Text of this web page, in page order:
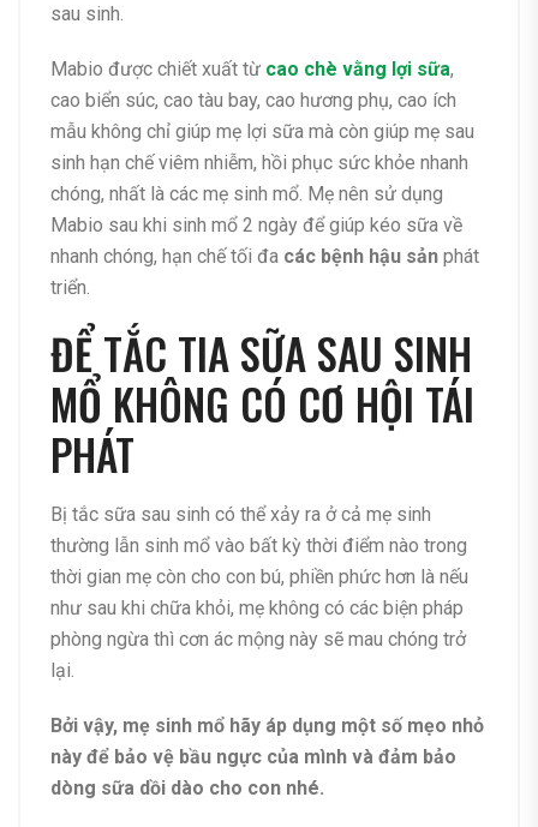
sau sinh.
Mabio được chiết xuất từ cao chè vằng lợi sữa,
cao biển súc, cao tàu bay, cao hương phụ, cao ích
mẫu không chỉ giúp mẹ lợi sữa mà còn giúp mẹ sau
sinh hạn chế viêm nhiễm, hồi phục sức khỏe nhanh
chóng, nhất là các mẹ sinh mổ. Mẹ nên sử dụng
Mabio sau khi sinh mổ 2 ngày để giúp kéo sữa về
nhanh chóng, hạn chế tối đa các bệnh hậu sản phát
triển.
ĐỂ TẮC TIA SỮA SAU SINH
MỔ KHÔNG CÓ CƠ HỘI TÁI
PHÁT
Bị tắc sữa sau sinh có thể xảy ra ở cả mẹ sinh
thường lẫn sinh mổ vào bất kỳ thời điểm nào trong
thời gian mẹ còn cho con bú, phiền phức hơn là nếu
như sau khi chữa khỏi, mẹ không có các biện pháp
phòng ngừa thì cơn ác mộng này sẽ mau chóng trở
lại.
Bởi vậy, mẹ sinh mổ hãy áp dụng một số mẹo nhỏ
này để bảo vệ bầu ngực của mình và đảm bảo
dòng sữa dồi dào cho con nhé.